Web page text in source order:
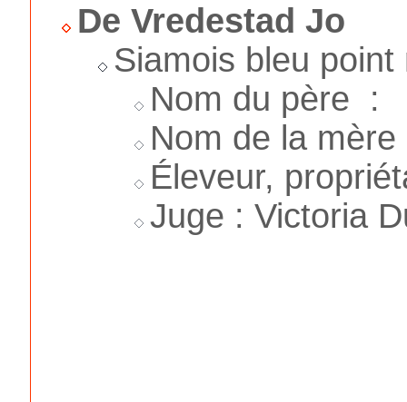
De Vredestad Jo
Siamois bleu
Nom du père :
Nom de la mère
Éleveur,
Juge : Victoria